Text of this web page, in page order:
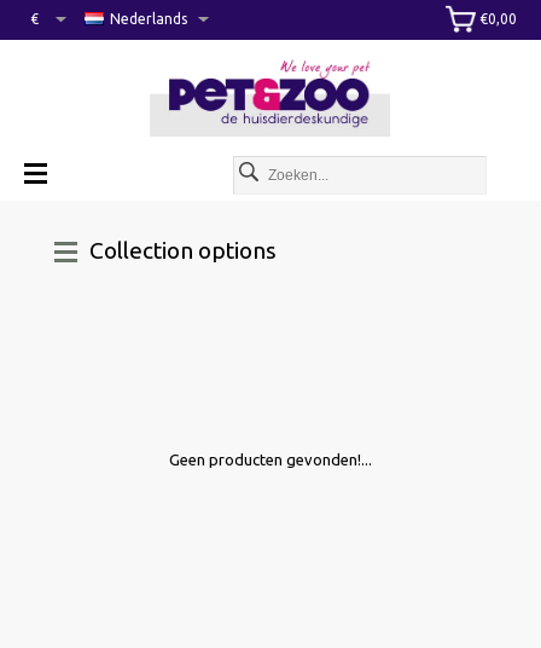
€0,00
Nederlands
€
Collection options
Geen producten gevonden!...